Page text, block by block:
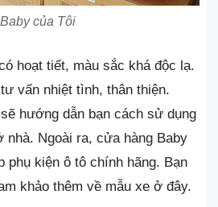
Baby của Tôi
hoạt tiết, màu sắc khá độc lạ.
vấn nhiệt tình, thân thiện.
hướng dẫn bạn cách sử dụng
Ngoài ra, cửa hàng Baby
phụ kiện ô tô chính hãng. Bạn
khảo thêm về mẫu xe ở đây.